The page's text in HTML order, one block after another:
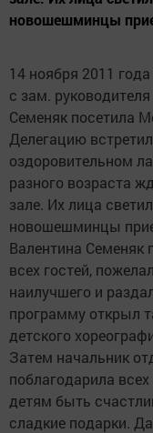
новошешминцы
14 ноября 2011
с зам.
Семеняк посетила
Делегацию
оздоровительном
разного возраста
зале. Их лица
новошешминцы
Валентина Семеняк
всех гостей,
наилучшего и
программу открыл
детского
Затем начальник
поблагодарила
детям быть
сладкие подарки.